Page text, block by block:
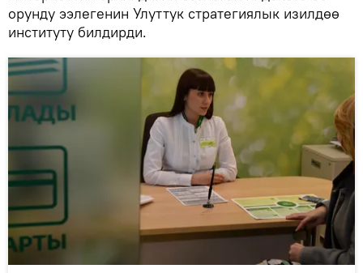
орунду ээлегенин Улуттук стратегиялык изилдөө
институту билдирди.